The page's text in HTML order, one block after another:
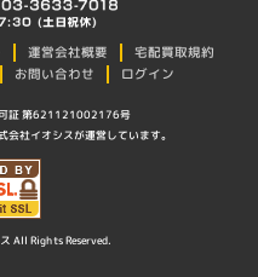
運営会社概要
宅配買取規約
お問い合わせ ログイン
可証 第621121002176号
会社イオシスが運営しています。
All Rights Reserved.